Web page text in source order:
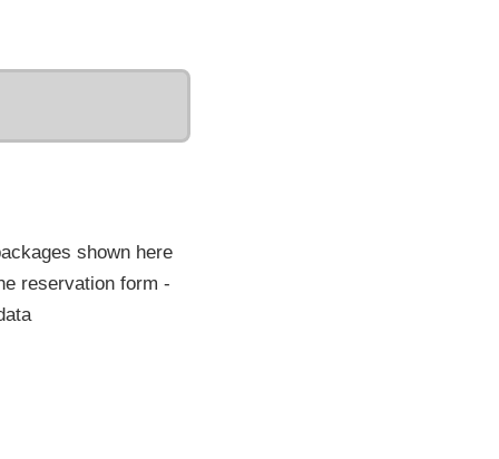
shown here
reservation form -